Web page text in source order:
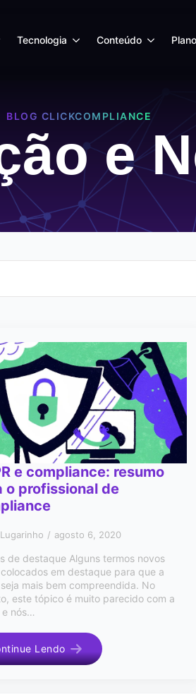
Tecnologia Conteúdo
BLOG CLICKCOMPLIANCE
e
e compliance: resumo
o profissional de
agosto 6, 2020
de destaque Alguns termos novos
em destaque para que a
seja mais bem compreendida. No
este tópico é muito parecido com a
e nós…
Lendo